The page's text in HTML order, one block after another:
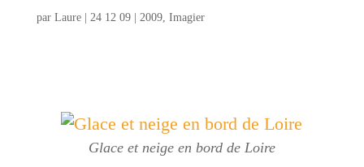
par Laure| 24 12 09| 2009, Imagier
Glace et neige en bord de Loire